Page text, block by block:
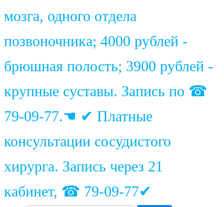
мозга, одного отдела
позвоночника; 4000 рублей -
брюшная полость; 3900 рублей -
крупные суставы. Запись по ☎
79-09-77.☚ ✔ Платные
консультации сосудистого
хирурга. Запись через 21
кабинет, ☎ 79-09-77✔